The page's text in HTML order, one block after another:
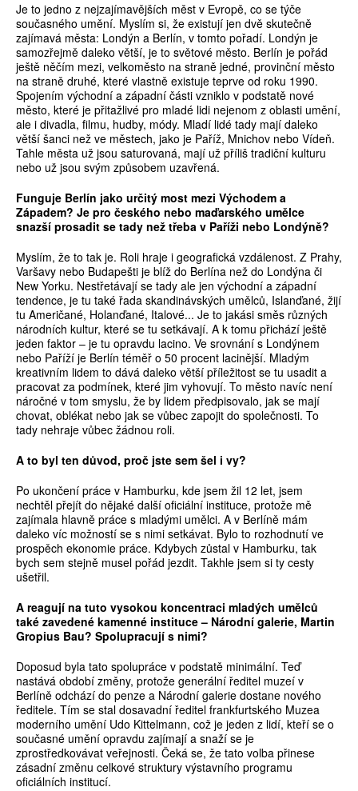
Je to jedno z nejzajímavějších měst v Evropě, co se týče
současného umění. Myslím si, že existují jen dvě skutečně
zajímavá města: Londýn a Berlín, v tomto pořadí. Londýn je
samozřejmě daleko větší, je to světové město. Berlín je pořád
ještě něčím mezi, velkoměsto na straně jedné, provinční město
na straně druhé, které vlastně existuje teprve od roku 1990.
Spojením východní a západní části vzniklo v podstatě nové
město, které je přitažlivé pro mladé lidi nejenom z oblasti umění,
ale i divadla, filmu, hudby, módy. Mladí lidé tady mají daleko
větší šanci než ve městech, jako je Paříž, Mnichov nebo Vídeň.
Tahle města už jsou saturovaná, mají už příliš tradiční kulturu
nebo už jsou svým způsobem uzavřená.
Funguje Berlín jako určitý most mezi Východem a
Západem? Je pro českého nebo maďarského umělce
snazší prosadit se tady než třeba v Paříži nebo Londýně?
Myslím, že to tak je. Roli hraje i geografická vzdálenost. Z Prahy,
Varšavy nebo Budapešti je blíž do Berlína než do Londýna či
New Yorku. Nestřetávají se tady ale jen východní a západní
tendence, je tu také řada skandinávských umělců, Islanďané, žijí
tu Američané, Holanďané, Italové... Je to jakási směs různých
národních kultur, které se tu setkávají. A k tomu přichází ještě
jeden faktor – je tu opravdu lacino. Ve srovnání s Londýnem
nebo Paříží je Berlín téměř o 50 procent lacinější. Mladým
kreativním lidem to dává daleko větší příležitost se tu usadit a
pracovat za podmínek, které jim vyhovují. To město navíc není
náročné v tom smyslu, že by lidem předpisovalo, jak se mají
chovat, oblékat nebo jak se vůbec zapojit do společnosti. To
tady nehraje vůbec žádnou roli.
A to byl ten důvod, proč jste sem šel i vy?
Po ukončení práce v Hamburku, kde jsem žil 12 let, jsem
nechtěl přejít do nějaké další oficiální instituce, protože mě
zajímala hlavně práce s mladými umělci. A v Berlíně mám
daleko víc možností se s nimi setkávat. Bylo to rozhodnutí ve
prospěch ekonomie práce. Kdybych zůstal v Hamburku, tak
bych sem stejně musel pořád jezdit. Takhle jsem si ty cesty
ušetřil.
A reagují na tuto vysokou koncentraci mladých umělců
také zavedené kamenné instituce – Národní galerie, Martin
Gropius Bau? Spolupracují s nimi?
Doposud byla tato spolupráce v podstatě minimální. Teď
nastává období změny, protože generální ředitel muzeí v
Berlíně odchází do penze a Národní galerie dostane nového
ředitele. Tím se stal dosavadní ředitel frankfurtského Muzea
moderního umění Udo Kittelmann, což je jeden z lidí, kteří se o
současné umění opravdu zajímají a snaží se je
zprostředkovávat veřejnosti. Čeká se, že tato volba přinese
zásadní změnu celkové struktury výstavního programu
oficiálních institucí.